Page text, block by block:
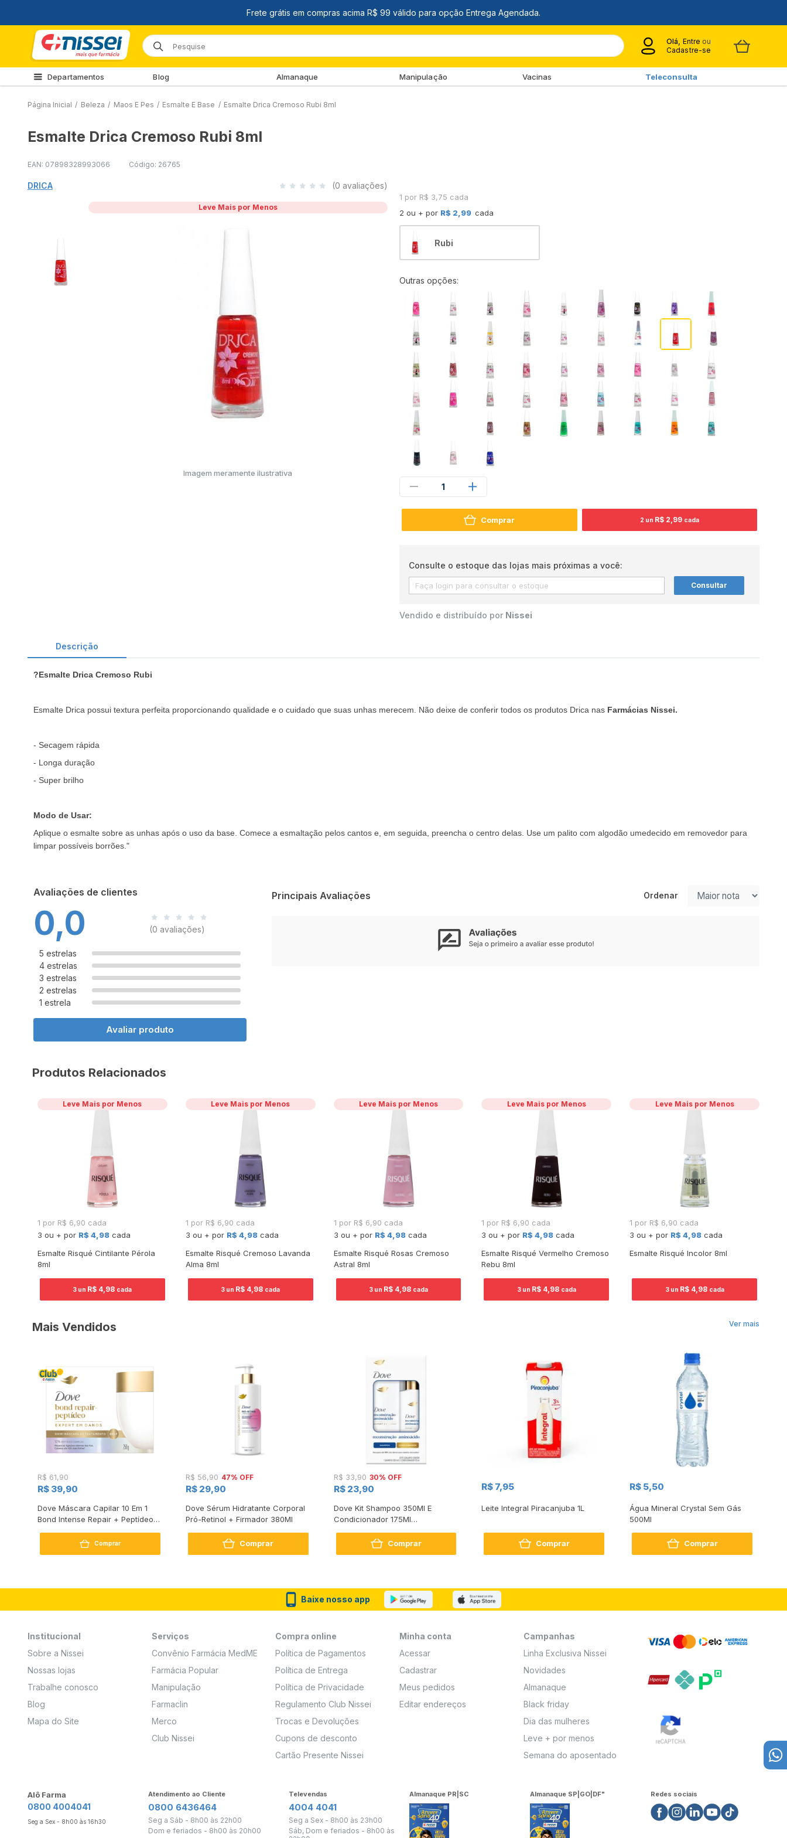
Olá, Entre ou
Cadastre-se
Departamentos Blog Almanaque Manipulação Vacinas Teleconsulta
Página Inicial / Beleza / Maos E Pes / Esmalte E Base / Esmalte Drica Cremoso Rubi 8ml
Esmalte Drica Cremoso Rubi 8ml
EAN: 07898328993066 Código: 26765
DRICA (0 avaliações)
Leve Mais por Menos
Imagem meramente ilustrativa
1 por R$ 3,75 cada
2 ou + por R$ 2,99 cada
Rubi
Outras opções:
1
Comprar 2 un R$ 2,99 cada
Consulte o estoque das lojas mais próximas a você:
Consultar
Vendido e distribuído por Nissei
Descrição
?Esmalte Drica Cremoso Rubi
Esmalte Drica possui textura perfeita proporcionando qualidade e o cuidado que suas unhas merecem. Não deixe de conferir todos os produtos Drica nas Farmácias Nissei.
- Secagem rápida
- Longa duração
- Super brilho
Modo de Usar:
Aplique o esmalte sobre as unhas após o uso da base. Comece a esmaltação pelos cantos e, em seguida, preencha o centro delas. Use um palito com algodão umedecido em removedor para
limpar possíveis borrões."
Avaliações de clientes
0,0 (0 avaliações)
5 estrelas
4 estrelas
3 estrelas
2 estrelas
1 estrela
Avaliar produto
Principais Avaliações Ordenar
Produtos Relacionados
Leve Mais por Menos
1 por R$ 6,90 cada
3 ou + por R$ 4,98 cada
Esmalte Risqué Cintilante Pérola
8ml
3 un R$ 4,98 cada
Leve Mais por Menos
1 por R$ 6,90 cada
3 ou + por R$ 4,98 cada
Esmalte Risqué Cremoso Lavanda
Alma 8ml
3 un R$ 4,98 cada
Leve Mais por Menos
1 por R$ 6,90 cada
3 ou + por R$ 4,98 cada
Esmalte Risqué Rosas Cremoso
Astral 8ml
3 un R$ 4,98 cada
Leve Mais por Menos
1 por R$ 6,90 cada
3 ou + por R$ 4,98 cada
Esmalte Risqué Vermelho Cremoso
Rebu 8ml
3 un R$ 4,98 cada
Leve Mais por Menos
1 por R$ 6,90 cada
3 ou + por R$ 4,98 cada
Esmalte Risqué Incolor 8ml
3 un R$ 4,98 cada
Ver mais
Mais Vendidos
R$ 61,90
R$ 39,90
Dove Máscara Capilar 10 Em 1
Bond Intense Repair + Peptídeo
Comprar
R$ 56,90 47% OFF
R$ 29,90
Dove Sérum Hidratante Corporal
Pró-Retinol + Firmador 380Ml
Comprar
R$ 33,90 30% OFF
R$ 23,90
Dove Kit Shampoo 350Ml E
Condicionador 175Ml
Comprar
R$ 7,95
Leite Integral Piracanjuba 1L
Comprar
R$ 5,50
Água Mineral Crystal Sem Gás
500Ml
Comprar
Baixe nosso app
Institucional
Sobre a Nissei
Nossas lojas
Trabalhe conosco
Blog
Mapa do Site
Serviços
Convênio Farmácia MedME
Farmácia Popular
Manipulação
Farmaclin
Merco
Club Nissei
Compra online
Política de Pagamentos
Política de Entrega
Política de Privacidade
Regulamento Club Nissei
Trocas e Devoluções
Cupons de desconto
Cartão Presente Nissei
Minha conta
Acessar
Cadastrar
Meus pedidos
Editar endereços
Campanhas
Linha Exclusiva Nissei
Novidades
Almanaque
Black friday
Dia das mulheres
Leve + por menos
Semana do aposentado
Alô Farma
0800 4004041
Seg a Sex - 8h00 às 16h30
Atendimento ao Cliente
0800 6436464
Seg a Sáb - 8h00 às 22h00
Dom e feriados - 8h00 às 20h00
Televendas
4004 4041
Seg a Sex - 8h00 às 23h00
Sáb, Dom e feriados - 8h00 às
Almanaque PR|SC Almanaque SP|GO|DF" Redes sociais